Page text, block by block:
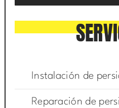
Instalación de
Reparación de